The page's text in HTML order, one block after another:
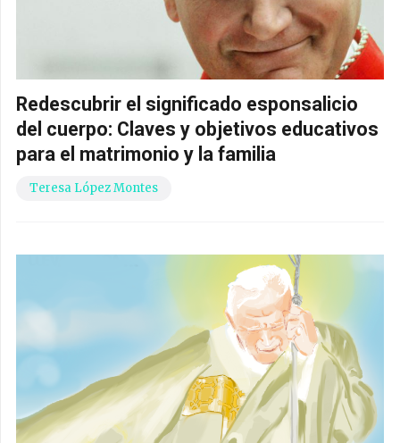
Redescubrir el significado esponsalicio
del cuerpo: Claves y objetivos educativos
para el matrimonio y la familia
Teresa López Montes